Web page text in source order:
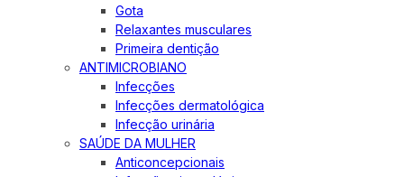
Gota
Relaxantes musculares
Primeira dentição
ANTIMICROBIANO
Infecções
Infecções dermatológica
Infecção urinária
SAÚDE DA MULHER
Anticoncepcionais